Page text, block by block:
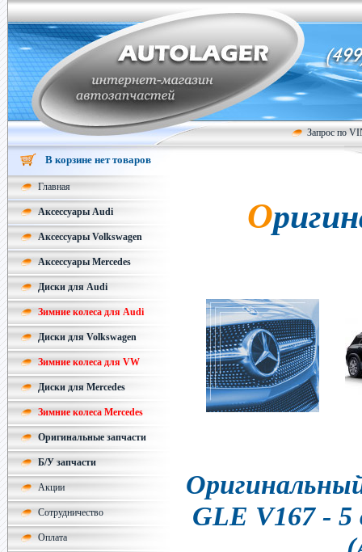
Запрос по
В корзине нет товаров
Главная
Аксессуары Audi
Аксессуары Volkswagen
Аксессуары Mercedes
Диски для Audi
Зимние колеса для Audi
Диски для Volkswagen
Зимние колеса для VW
Диски для Mercedes
Зимние колеса Mercedes
Оригинальные запчасти
Б/У запчасти
Акции
Сотрудничество
Оплата
Оригинальные колесные диски
GLE V167 - 5